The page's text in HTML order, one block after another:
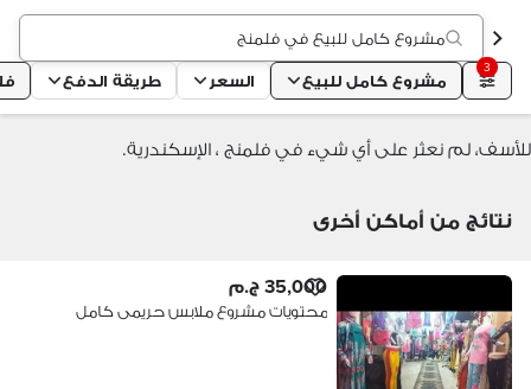
مشروع كامل للبيع في فلمنج
3
مشروع كامل للبيع السعر طريقة الدفع
للأسف، لم نعثر على أي شيء في فلمنج ، الإسكندرية.
نتائج من أماكن أخرى
35,000 ج.م
محتويات مشروع ملابس حريمى كامل